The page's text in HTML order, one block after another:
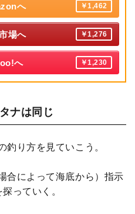
へ ￥1,462
場へ ￥1,276
へ ￥1,230
ナは同じ
釣り方を見ていこう。
合によって海底から）指示
っていく。